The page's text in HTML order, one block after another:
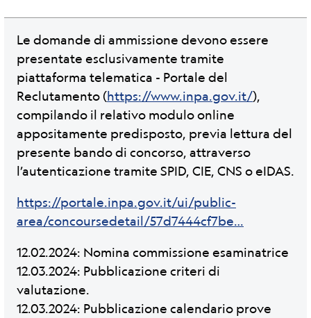
Le domande di ammissione devono essere
presentate esclusivamente tramite
piattaforma telematica - Portale del
Reclutamento (https://www.inpa.gov.it/),
compilando il relativo modulo online
appositamente predisposto, previa lettura del
presente bando di concorso, attraverso
l’autenticazione tramite SPID, CIE, CNS o eIDAS.
https://portale.inpa.gov.it/ui/public-
area/concoursedetail/57d7444cf7be…
12.02.2024: Nomina commissione esaminatrice
12.03.2024: Pubblicazione criteri di
valutazione.
12.03.2024: Pubblicazione calendario prove